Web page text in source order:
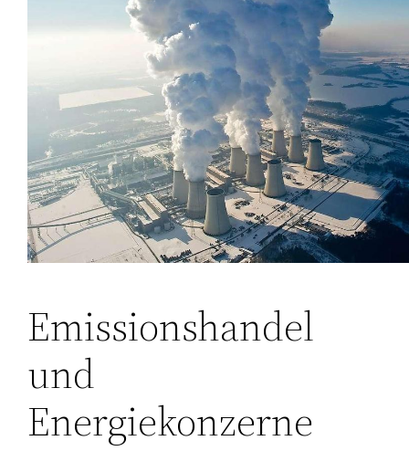
Emissionshandel
und
Energiekonzerne